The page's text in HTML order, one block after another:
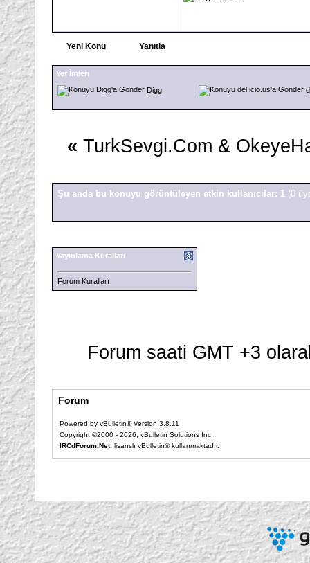
Yeni Konu Yanıtla
Yer İmleri
Digg
« TurkSevgi.Com &
Şu anda bu konuyu görüntüleyen etkin kullanıcılar: 1 (0
Yayınlama Kuralları
Forum Kuralları
Forum saati GMT +3
Forum
Powered by vBulletin® Version 3.8.11
Copyright ©2000 - 2026, vBulletin Solutions Inc.
IRCdForum.Net, lisanslı vBulletin® kullanmaktadır.